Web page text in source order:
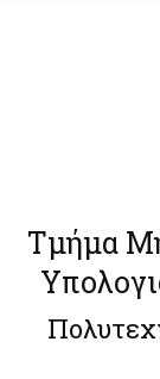
Τμήμα